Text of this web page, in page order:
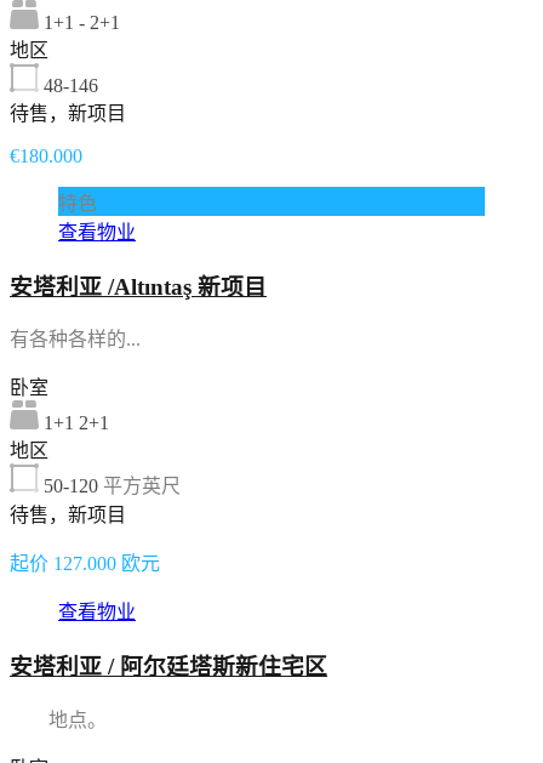
1+1 - 2+1
地区
48-146
待售，新项目
€180.000
特色
查看物业
安塔利亚 /Altıntaş 新项目
有各种各样的...
卧室
1+1 2+1
地区
50-120 平方英尺
待售，新项目
起价 127.000 欧元
查看物业
安塔利亚 / 阿尔廷塔斯新住宅区
地点。